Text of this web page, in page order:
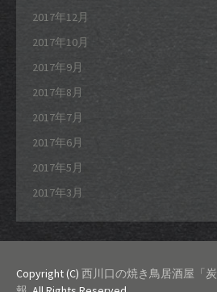
2017年12月
2017年10月
2017年9月
2017年8月
2017年7月
2017年6月
2017年5月
2017年3月
Copyright (C) 西川口の焼き鳥居酒屋「